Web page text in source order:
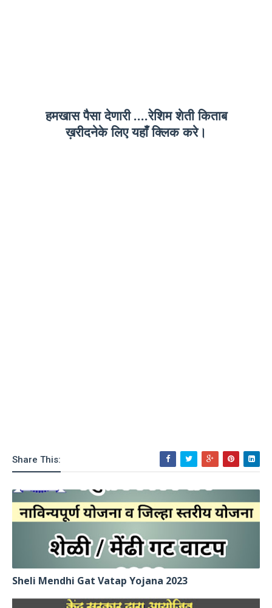
हमखास पैसा देणारी ....रेशिम शेती किताब
ख़रीदनेके लिए यहाँ क्लिक करे।
Share This:
Sheli Mendhi Gat Vatap Yojana 2023